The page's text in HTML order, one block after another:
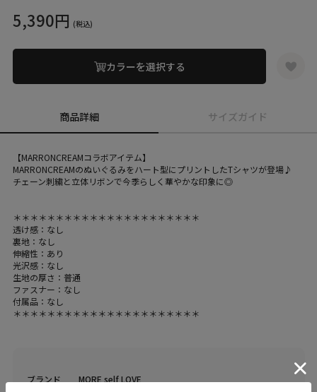
5,390円 (税込)
カラーを選択する
商品詳細 サイズガイド
【MARRONCREAMコラボアイテム】
MARRONCREAMのぬいぐるみをハート型にプリントしたTシャツが登場♪
チェーン刺繍と立体リボンで今季らしく華やかな印象に◎
＊＊＊＊＊＊＊＊＊＊＊＊＊＊＊＊＊＊＊＊＊＊
透け感：なし
裏地：なし
伸縮性：あり
光沢感：なし
生地の厚さ：普通
ファスナー：なし
付属品：なし
＊＊＊＊＊＊＊＊＊＊＊＊＊＊＊＊＊＊＊＊＊＊
ブランド
MORE self LOVE